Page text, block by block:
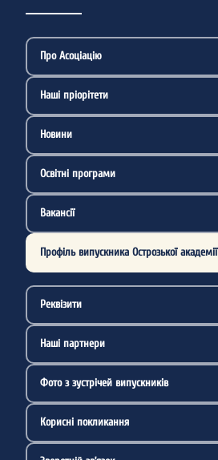
Про Асоціацію
Наші пріорітети
Новини
Освітні програми
Вакансії
Профіль випускника Острозької академії
Реквізити
Наші партнери
Фото з зустрічей випускників
Корисні покликання